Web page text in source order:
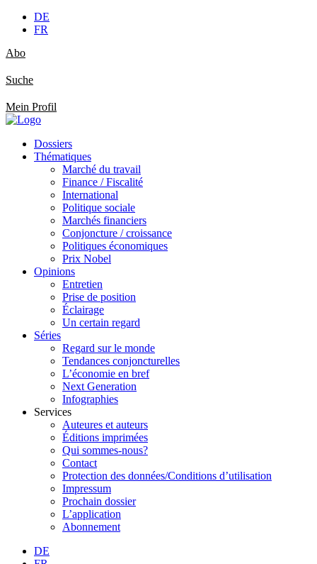
DE
FR
Abo
Suche
Mein Profil
Dossiers
Thématiques
Marché du travail
Finance / Fiscalité
International
Politique sociale
Marchés financiers
Conjoncture / croissance
Politiques économiques
Prix Nobel
Opinions
Entretien
Prise de position
Éclairage
Un certain regard
Séries
Regard sur le monde
Tendances conjoncturelles
L’économie en bref
Next Generation
Infographies
Services
Auteures et auteurs
Éditions imprimées
Qui sommes-nous?
Contact
Protection des données/Conditions d’utilisation
Impressum
Prochain dossier
L’application
Abonnement
DE